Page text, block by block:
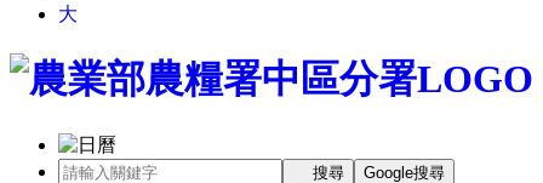
大
搜尋 Google搜尋